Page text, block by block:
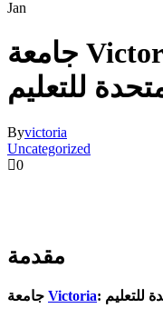
Jan
جامعة Victoria: أفضل جامعة في
للتعليم
Byvictoria
Uncategorized
0
مقدمة
Victoria للتعليم